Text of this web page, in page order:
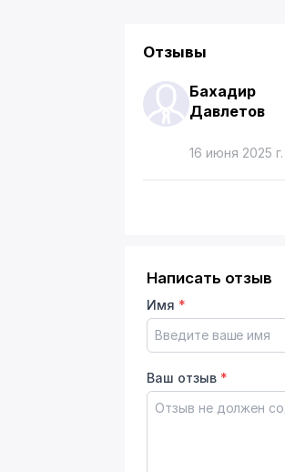
Отзывы
Бахадир
Давлетов
16 июня 2025 г.
Написать отзыв
Имя *
Ваш отзыв *